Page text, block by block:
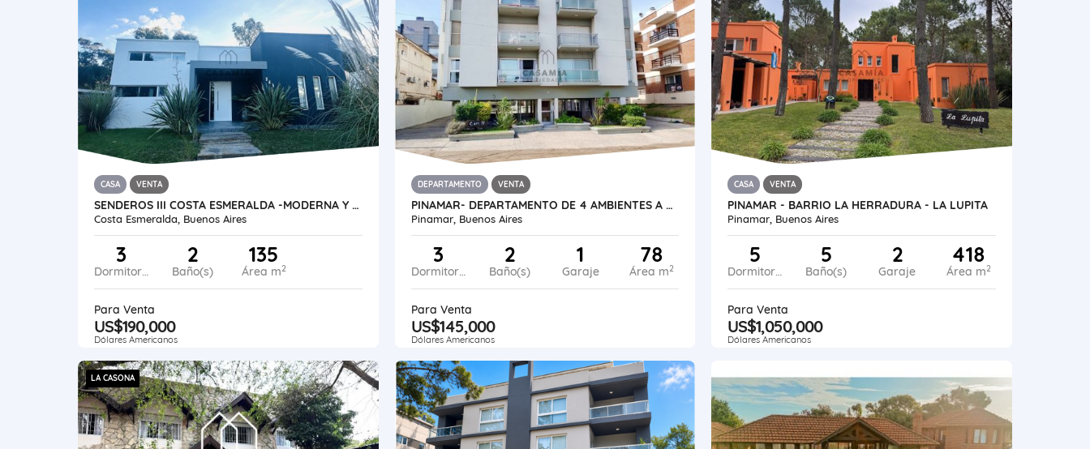
CASA VENTA
SENDEROS III COSTA ESMERALDA -MODERNA Y FUNCIONAL CASA CON PILETA
Costa Esmeralda, Buenos Aires
3
Dormitorios
2
Baño(s)
135
Área m2
Para Venta
US$190,000
Dólares Americanos
DEPARTAMENTO VENTA
PINAMAR- DEPARTAMENTO DE 4 AMBIENTES A METROS DEL MAR
Pinamar, Buenos Aires
3
Dormitorios
2
Baño(s)
1
Garaje
78
Área m2
Para Venta
US$145,000
Dólares Americanos
CASA VENTA
PINAMAR - BARRIO LA HERRADURA - LA LUPITA
Pinamar, Buenos Aires
5
Dormitorios
5
Baño(s)
2
Garaje
418
Área m2
Para Venta
US$1,050,000
Dólares Americanos
LA CASONA